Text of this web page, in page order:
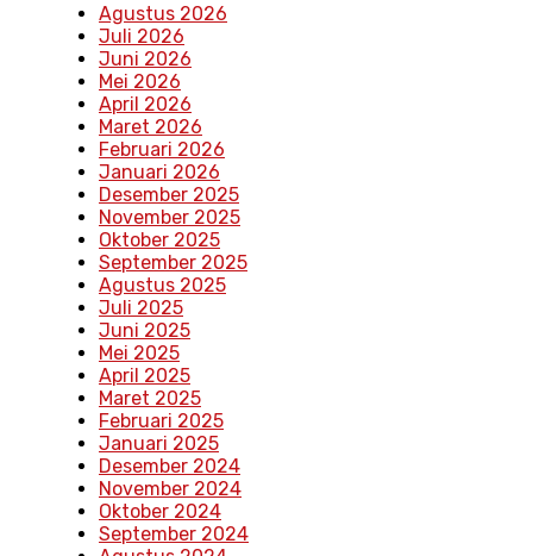
Agustus 2026
Juli 2026
Juni 2026
Mei 2026
April 2026
Maret 2026
Februari 2026
Januari 2026
Desember 2025
November 2025
Oktober 2025
September 2025
Agustus 2025
Juli 2025
Juni 2025
Mei 2025
April 2025
Maret 2025
Februari 2025
Januari 2025
Desember 2024
November 2024
Oktober 2024
September 2024